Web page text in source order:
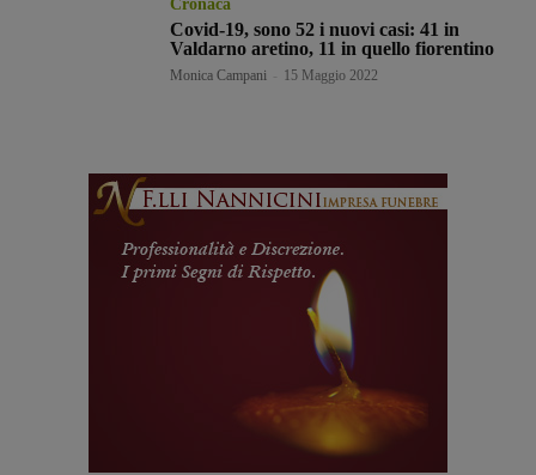
Cronaca
Covid-19, sono 52 i nuovi casi: 41 in
Valdarno aretino, 11 in quello fiorentino
Monica Campani 15 Maggio 2022